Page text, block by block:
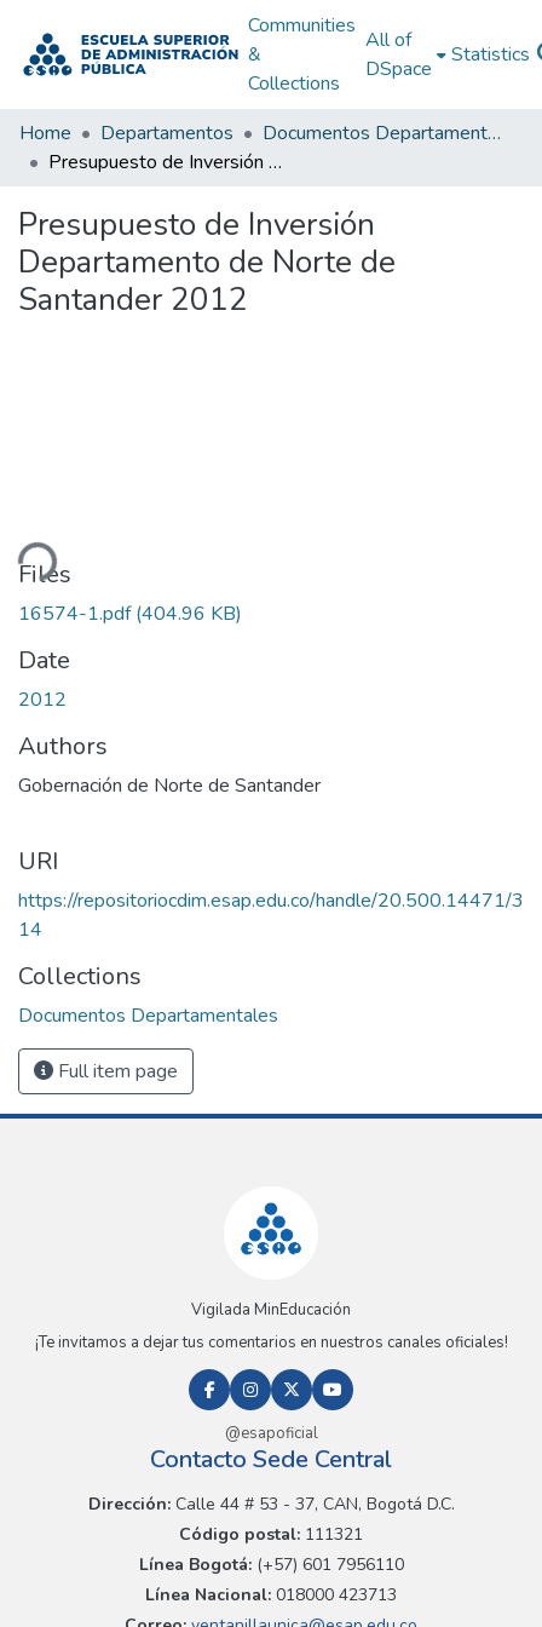
Communities
&
Collections
All of
DSpace
Statistics
Home Departamentos
Documentos Departamentales
Presupuesto de Inversión Departamento de Norte de Santander 2012
Presupuesto de Inversión
Departamento de Norte de
Santander 2012
Files
16574-1.pdf(404.96 KB)
Date
2012
Authors
Gobernación de Norte de Santander
URI
https://repositoriocdim.esap.edu.co/handle/20.500.14471/3
14
Collections
Documentos Departamentales
Full item page
Vigilada MinEducación
¡Te invitamos a dejar tus comentarios en nuestros canales oficiales!
@esapoficial
Contacto Sede Central
Dirección:Calle 44 # 53 - 37, CAN, Bogotá D.C.
Código postal: 111321
Línea Bogotá:(+57) 601 7956110
Línea Nacional: 018000 423713